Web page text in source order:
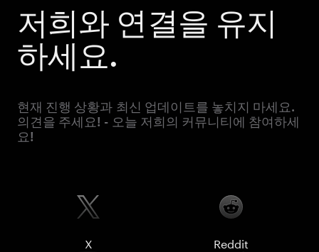
저희와 연결을 유지
하세요.
현재 진행 상황과 최신 업데이트를 놓치지 마세요.
의견을 주세요! - 오늘 저희의 커뮤니티에 참여하세
요!
X Reddit